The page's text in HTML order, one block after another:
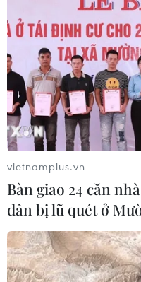
vietnamplus.vn
Bàn giao 24 căn
dân bị lũ quét ở